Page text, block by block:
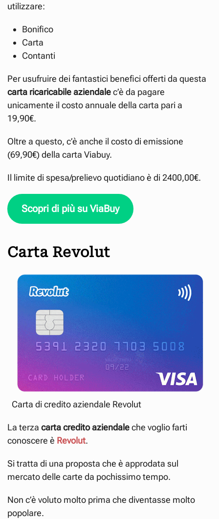
utilizzare:
Bonifico
Carta
Contanti
Per usufruire dei fantastici benefici offerti da questa
carta ricaricabile aziendalec’è da pagare
unicamente il costo annuale della carta pari a
19,90€.
Oltre a questo, c’è anche il costo di emissione
(69,90€) della carta Viabuy.
Il limite di spesa/prelievo quotidiano è di 2400,00€.
Scopri di più su ViaBuy
Carta Revolut
Carta di credito aziendale Revolut
La terza carta credito aziendaleche voglio farti
conoscere è Revolut.
Si tratta di una proposta che è approdata sul
mercato delle carte da pochissimo tempo.
Non c’è voluto molto prima che diventasse molto
popolare.